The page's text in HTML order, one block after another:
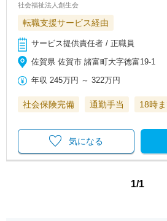
社会福祉法人創生会
転職支援サービス経由
サービス提供責任者 / 正職員
佐賀県 佐賀市 諸富町大字徳富19-1
年収 245万円 ～322万円
社会保険完備 通勤手当 18時
気になる
1/1